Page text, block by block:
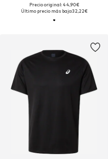
Precio original: 44,90€
Último precio más bajo:32,22€